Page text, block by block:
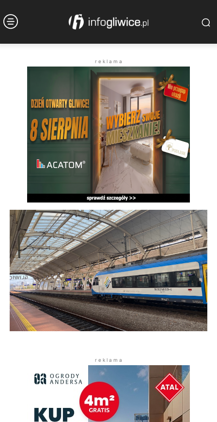
r e k l a m a
r e k l a m a